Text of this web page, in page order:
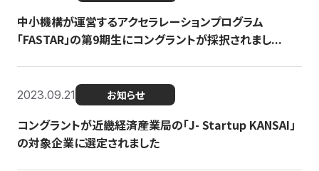
中小機構が運営するアクセラレーションプログラム
「FASTAR」の第9期生にコングラントが採択されまし...
2023.09.21 お知らせ
コングラントが近畿経済産業局の「J- Startup KANSAI」
の対象企業に選定されました